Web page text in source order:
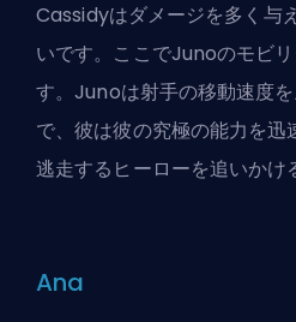
Cassidyはダメージを多く与
いです。ここでJunoのモビ
す。Junoは射手の移動速度
で、彼は彼の究極の能力を迅
逃走するヒーローを追いかけ
Ana